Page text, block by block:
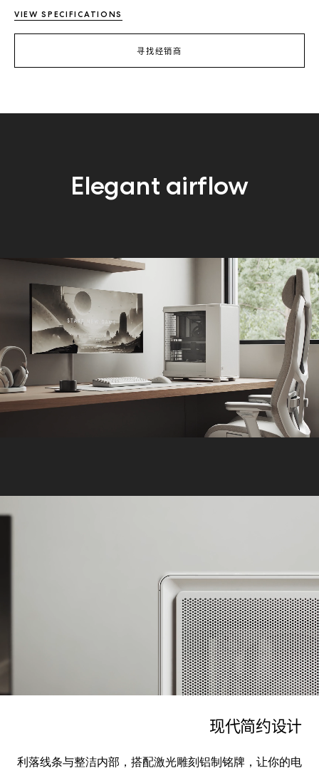
VIEW SPECIFICATIONS
寻找经销商
Elegant airflow
现代简约设计
利落线条与整洁内部，搭配激光雕刻铝制铭牌，让你的电